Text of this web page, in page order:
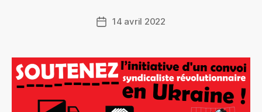
Date14 avril 2022